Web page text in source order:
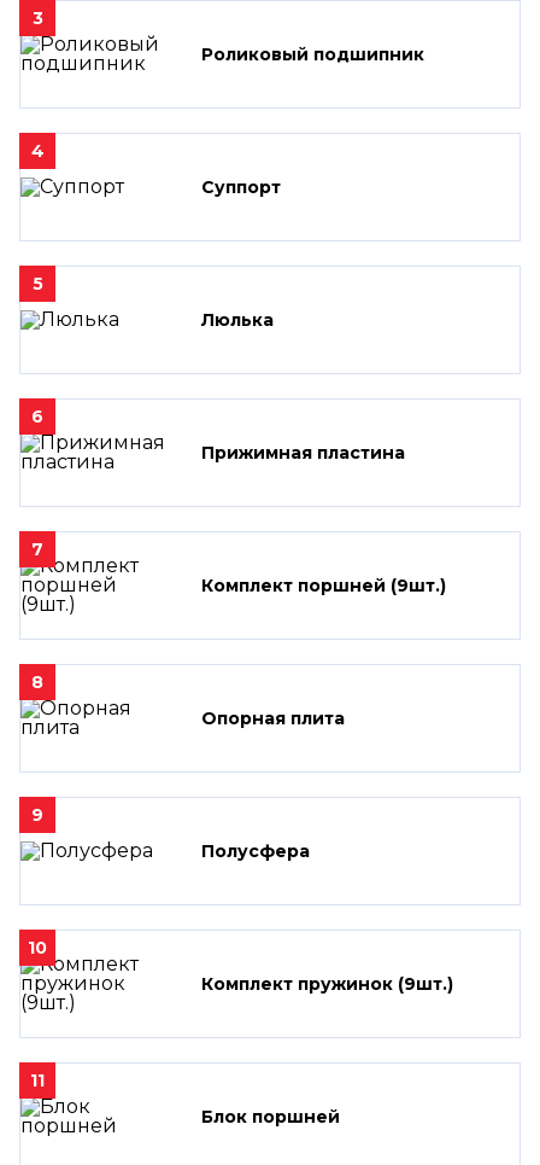
3
Роликовый подшипник
4
Суппорт
5
Люлька
6
Прижимная пластина
7
Комплект поршней (9шт.)
8
Опорная плита
9
Полусфера
10
Комплект пружинок (9шт.)
11
Блок поршней